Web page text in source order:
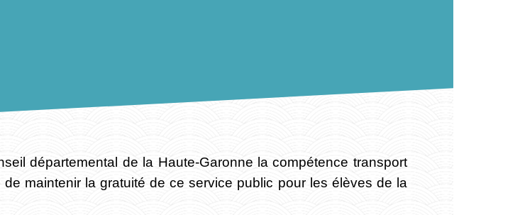
départemental de la Haute-Garonne la compétence transport
maintenir la gratuité de ce service public pour les élèves de la